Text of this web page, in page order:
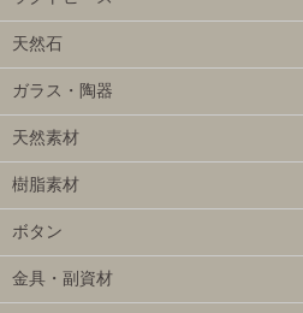
天然石
ガラス・陶器
天然素材
樹脂素材
ボタン
金具・副資材